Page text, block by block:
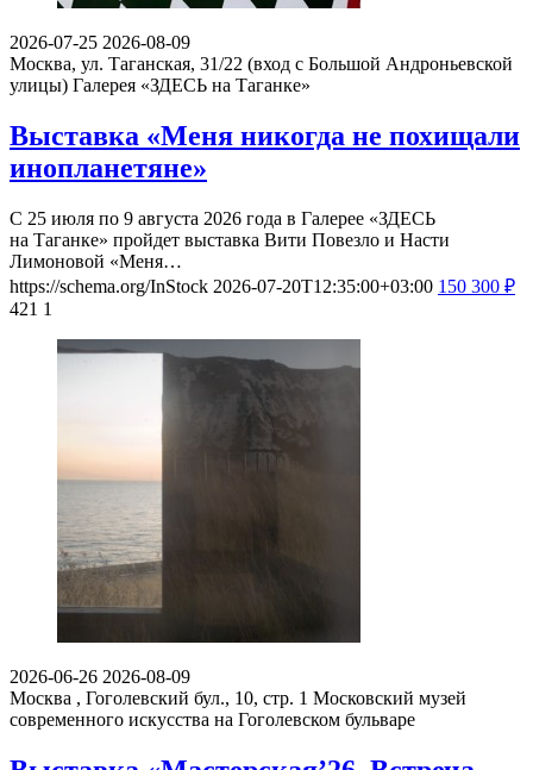
2026-07-25 2026-08-09
Москва, ул. Таганская, 31/22 (вход с Большой Андроньевской
улицы) Галерея «ЗДЕСЬ на Таганке»
Выставка «Меня никогда не похищали
инопланетяне»
С 25 июля по 9 августа 2026 года в Галерее «ЗДЕСЬ
на Таганке» пройдет выставка Вити Повезло и Насти
Лимоновой «Меня…
https://schema.org/InStock 2026-07-20T12:35:00+03:00 150 300 ₽
421 1
2026-06-26 2026-08-09
Москва , Гоголевский бул., 10, стр. 1 Московский музей
современного искусства на Гоголевском бульваре